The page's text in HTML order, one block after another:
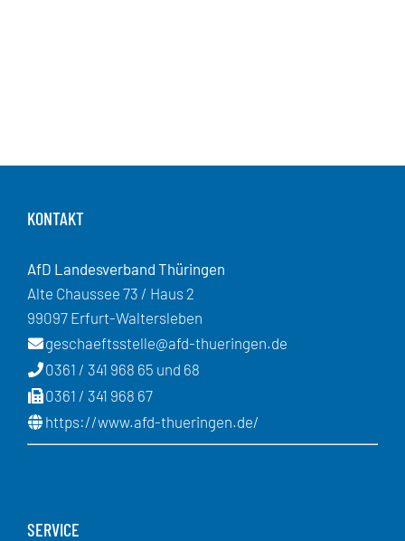
KONTAKT
AfD Landesverband Thüringen
Alte Chaussee 73 / Haus 2
99097 Erfurt-Waltersleben
geschaeftsstelle@afd-thueringen.de
0361 / 341 968 65 und 68
0361 / 341 968 67
https://www.afd-thueringen.de/
SERVICE